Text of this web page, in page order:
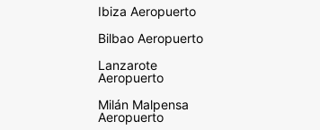
Ibiza Aeropuerto
Bilbao Aeropuerto
Lanzarote
Aeropuerto
Milán Malpensa
Aeropuerto